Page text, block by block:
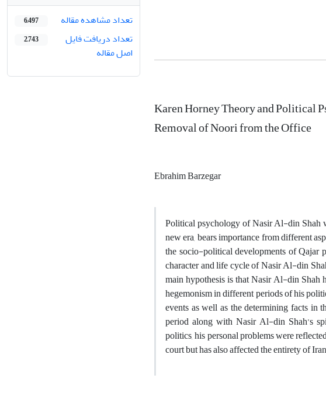
Karen Horney Theory and Political
Removal of Noori from the Office
Ebrahim Barzegar
Political psychology of Nasir Al-din Shah
new era, bears importance from different
the socio-political developments of Qajar
character and life cycle of Nasir Al-din
main hypothesis is that Nasir Al-din Shah
hegemonism in different periods of his
events as well as the determining facts
period along with Nasir Al-din Shah’s
politics, his personal problems were
court but has also affected the entirety of
تعداد مشاهده مقاله
6,497
تعداد دریافت فایل
اصل مقاله
2,743